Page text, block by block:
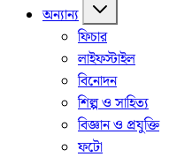
অন্যান্য
ফিচার
লাইফস্টাইল
বিনোদন
শিল্প ও সাহিত্য
বিজ্ঞান ও প্রযুক্তি
ফটো